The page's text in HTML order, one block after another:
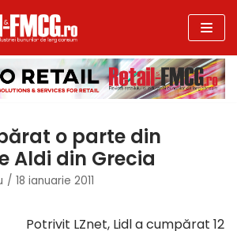
o parte din
Aldi din Grecia
18 ianuarie 2011
Potrivit LZnet, Lidl a cumpărat 12